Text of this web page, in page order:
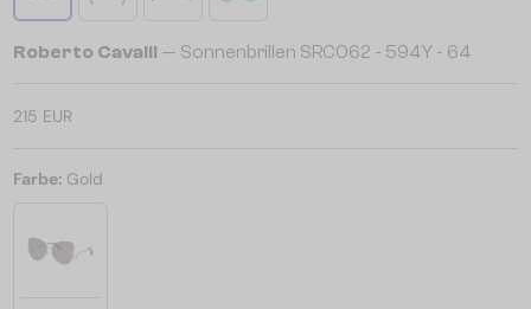
Roberto Cavalli — Sonnenbrillen SRC062 - 594Y - 64
215 EUR
Farbe: Gold